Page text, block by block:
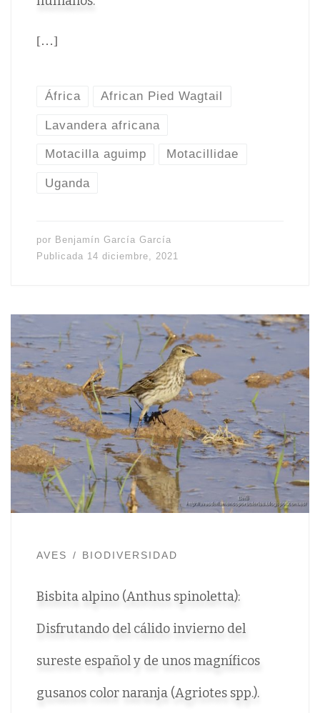
[…]
África African Pied Wagtail
Lavandera africana
Motacilla aguimp Motacillidae
Uganda
por Benjamín García García
Publicada 14 diciembre, 2021
AVES BIODIVERSIDAD
Bisbita alpino (Anthus spinoletta):
Disfrutando del cálido invierno del
sureste español y de unos magníficos
gusanos color naranja (Agriotes spp.).